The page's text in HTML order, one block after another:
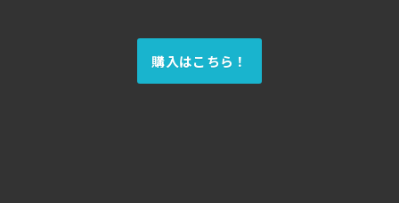
購入はこちら！